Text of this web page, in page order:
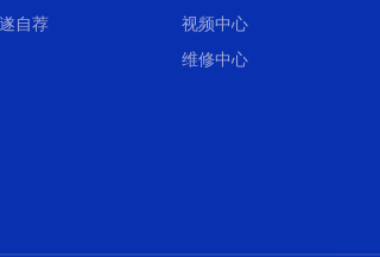
自荐
视频中心
维修中心